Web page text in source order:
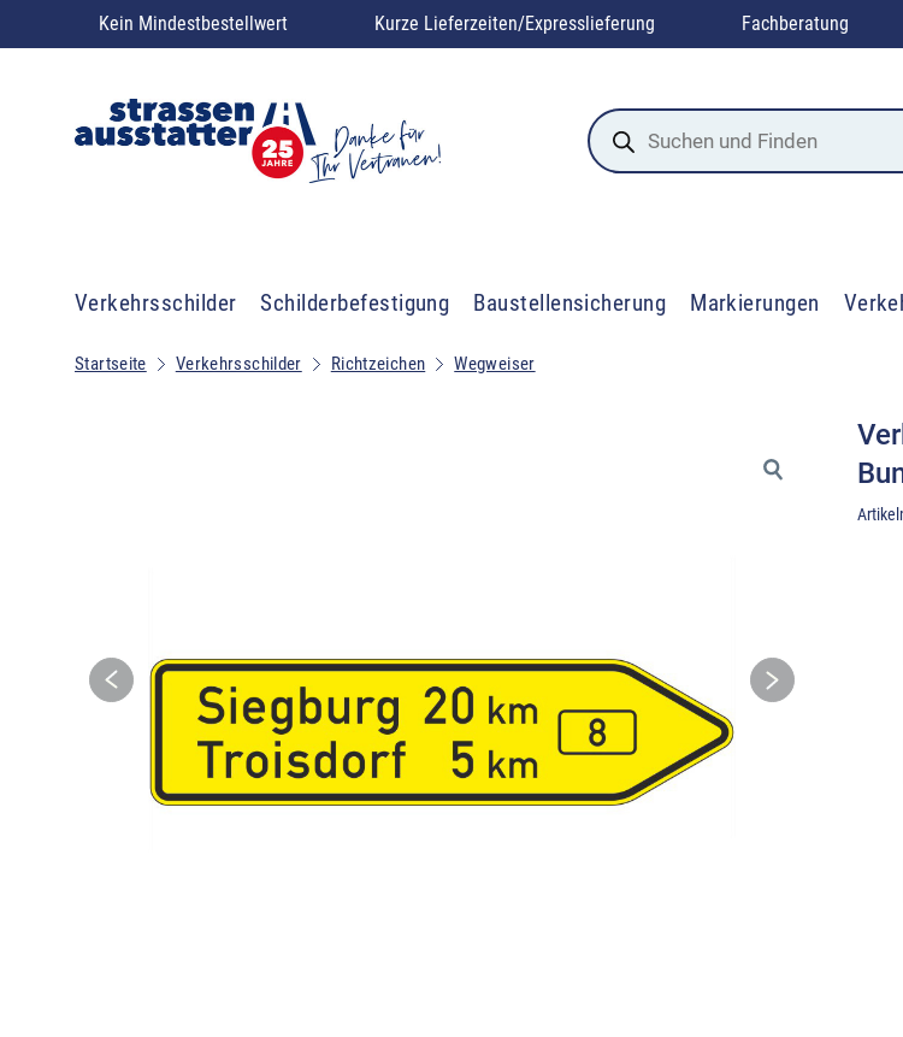
Kein Mindestbestellwert Kurze Lieferzeiten/Expresslieferung Fachberatung
Products
search
Verkehrsschilder Schilderbefestigung Baustellensicherung Markierungen
Startseite Verkehrsschilder Richtzeichen Wegweiser